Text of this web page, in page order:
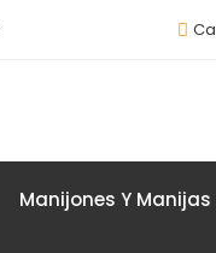
Manijones Y Manijas